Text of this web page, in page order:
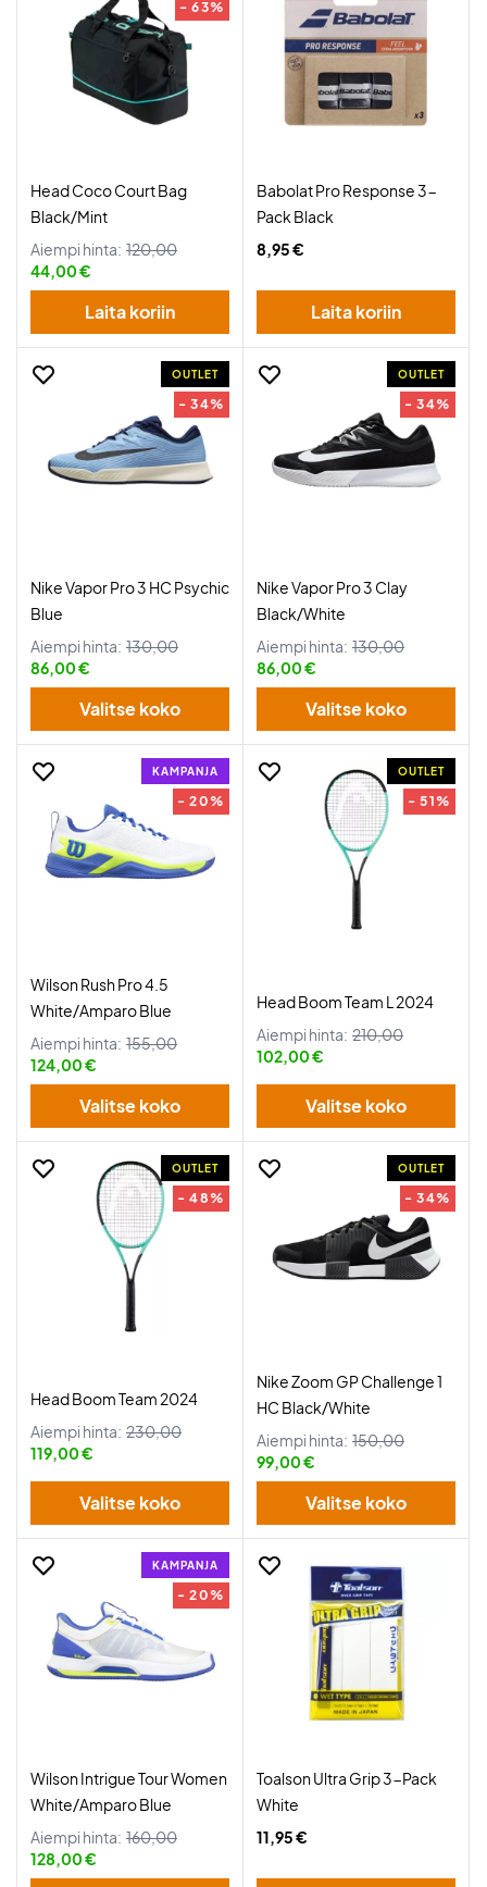
- 63%
Head Coco Court Bag
Black/Mint
Aiempi hinta: 120,00
44,00 €
Laita koriin
Babolat Pro Response 3-
Pack Black
8,95 €
Laita koriin
OUTLET
- 34%
Nike Vapor Pro 3 HC Psychic
Blue
Aiempi hinta: 130,00
86,00 €
Valitse koko
OUTLET
- 34%
Nike Vapor Pro 3 Clay
Black/White
Aiempi hinta: 130,00
86,00 €
Valitse koko
KAMPANJA
- 20%
Wilson Rush Pro 4.5
White/Amparo Blue
Aiempi hinta: 155,00
124,00 €
Valitse koko
OUTLET
- 51%
Head Boom Team L 2024
Aiempi hinta: 210,00
102,00 €
Valitse koko
OUTLET
- 48%
Head Boom Team 2024
Aiempi hinta: 230,00
119,00 €
Valitse koko
OUTLET
- 34%
Nike Zoom GP Challenge 1
HC Black/White
Aiempi hinta: 150,00
99,00 €
Valitse koko
KAMPANJA
- 20%
Wilson Intrigue Tour Women
White/Amparo Blue
Aiempi hinta: 160,00
128,00 €
Toalson Ultra Grip 3-Pack
White
11,95 €